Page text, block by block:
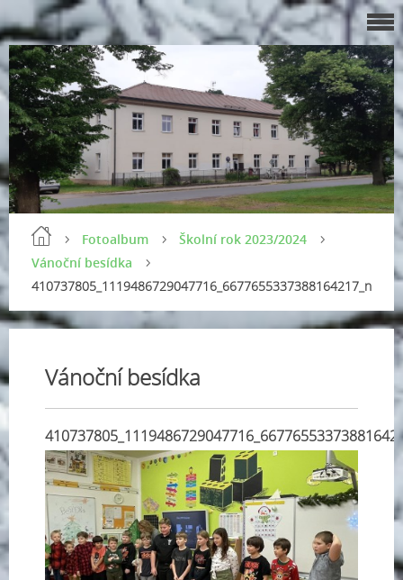
Fotoalbum
Školní rok 2023/2024
Vánoční besídka
410737805_1119486729047716_6677655337388164217_n
Vánoční besídka